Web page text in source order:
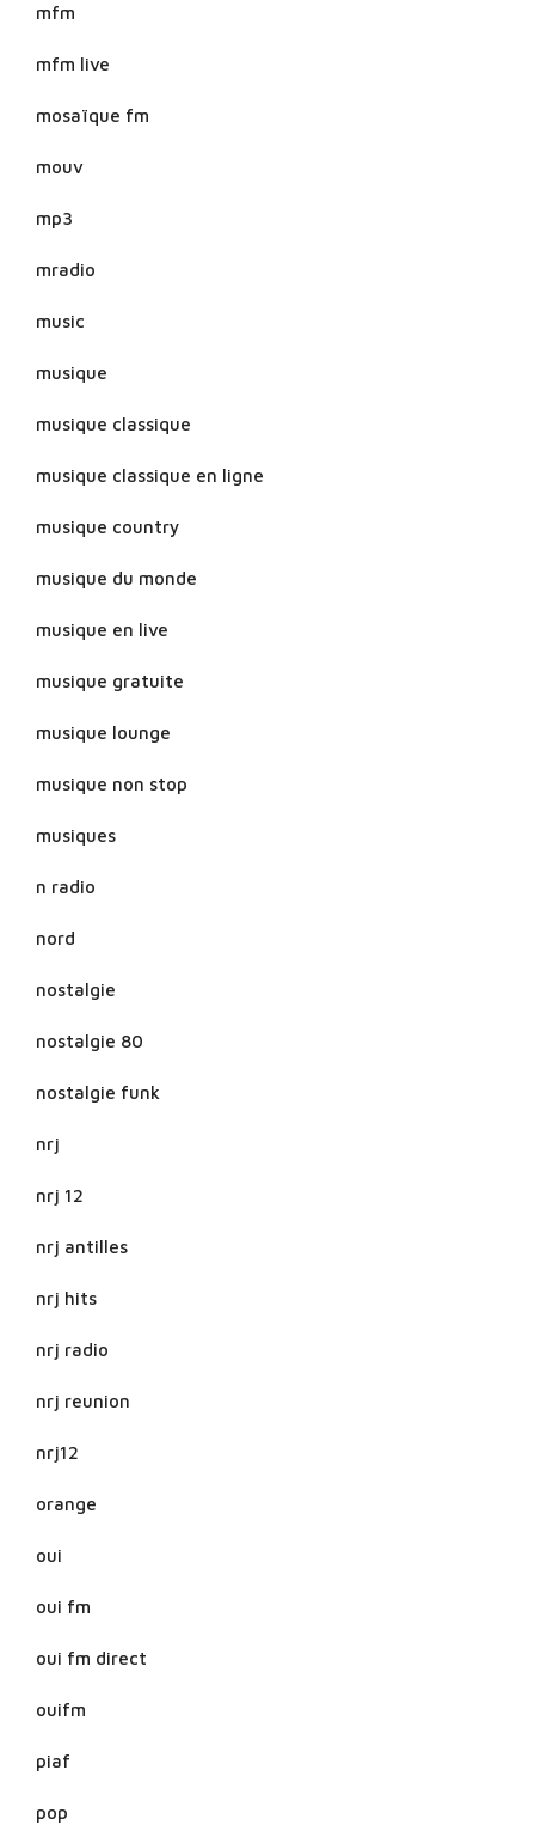
mfm
mfm live
mosaïque fm
mouv
mp3
mradio
music
musique
musique classique
musique classique en ligne
musique country
musique du monde
musique en live
musique gratuite
musique lounge
musique non stop
musiques
n radio
nord
nostalgie
nostalgie 80
nostalgie funk
nrj
nrj 12
nrj antilles
nrj hits
nrj radio
nrj reunion
nrj12
orange
oui
oui fm
oui fm direct
ouifm
piaf
pop